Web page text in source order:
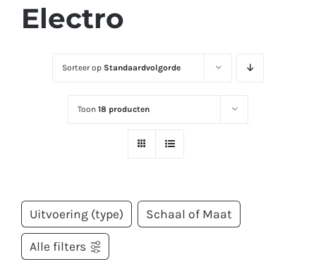
Electro
Sorteer op Standaardvolgorde
Toon18 producten
Uitvoering (type) Schaal of Maat
Alle filters